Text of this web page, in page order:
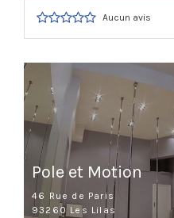
Aucun avis
Pole et Motion
46 Rue de Paris
93260 Les Lilas